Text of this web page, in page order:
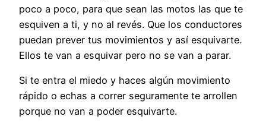
poco a poco, para que sean las motos las que te
esquiven a ti, y no al revés. Que los conductores
puedan prever tus movimientos y así esquivarte.
Ellos te van a esquivar pero no se van a parar.
Si te entra el miedo y haces algún movimiento
rápido o echas a correr seguramente te arrollen
porque no van a poder esquivarte.